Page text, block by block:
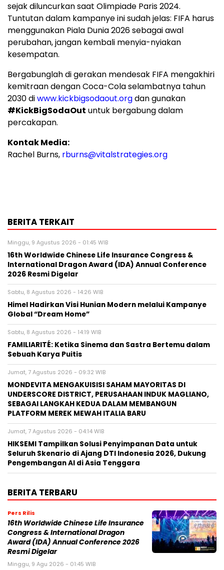
sejak diluncurkan saat Olimpiade Paris 2024.
Tuntutan dalam kampanye ini sudah jelas: FIFA harus
menggunakan Piala Dunia 2026 sebagai awal
perubahan, jangan kembali menyia-nyiakan
kesempatan.
Bergabunglah di gerakan mendesak FIFA mengakhiri
kemitraan dengan Coca-Cola selambatnya tahun
2030 diwww.kickbigsodaout.orgdan gunakan
#KickBigSodaOut untuk bergabung dalam
percakapan.
Kontak Media:
Rachel Burns, rburns@vitalstrategies.org
BERITA TERKAIT
Minggu, 9 Agustus 2026 - 01:45 WIB
16th Worldwide Chinese Life Insurance Congress &
International Dragon Award (IDA) Annual Conference
2026 Resmi Digelar
Sabtu, 8 Agustus 2026 - 14:26 WIB
Himel Hadirkan Visi Hunian Modern melalui Kampanye
Global “Dream Home”
Sabtu, 8 Agustus 2026 - 14:19 WIB
FAMILIARITÉ: Ketika Sinema dan Sastra Bertemu dalam
Sebuah Karya Puitis
Jumat, 7 Agustus 2026 - 09:32 WIB
MONDEVITA MENGAKUISISI SAHAM MAYORITAS DI
UNDERSCORE DISTRICT, PERUSAHAAN INDUK MAGLIANO,
SEBAGAI LANGKAH KEDUA DALAM MEMBANGUN
PLATFORM MEREK MEWAH ITALIA BARU
Jumat, 7 Agustus 2026 - 04:14 WIB
HIKSEMI Tampilkan Solusi Penyimpanan Data untuk
Seluruh Skenario di Ajang DTI Indonesia 2026, Dukung
Pengembangan AI di Asia Tenggara
BERITA TERBARU
Pers Rilis
16th Worldwide Chinese Life Insurance
Congress & International Dragon
Award (IDA) Annual Conference 2026
Resmi Digelar
Minggu, 9 Agu 2026 - 01:45 WIB